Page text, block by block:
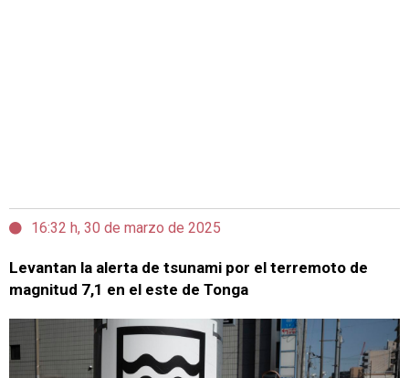
16:32 h, 30 de marzo de 2025
Levantan la alerta de tsunami por el terremoto de
magnitud 7,1 en el este de Tonga